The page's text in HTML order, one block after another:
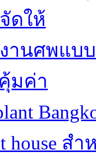
ดให้
านศพแบ
มค่า
house